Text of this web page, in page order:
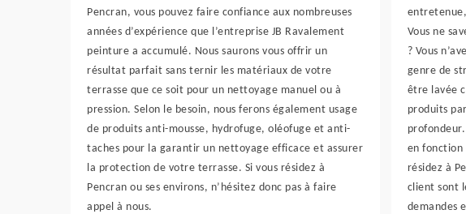
Pencran, vous pouvez faire confiance aux nombreuses
années d’expérience que l’entreprise JB Ravalement
peinture a accumulé. Nous saurons vous offrir un
résultat parfait sans ternir les matériaux de votre
terrasse que ce soit pour un nettoyage manuel ou à
pression. Selon le besoin, nous ferons également usage
de produits anti-mousse, hydrofuge, oléofuge et anti-
taches pour la garantir un nettoyage efficace et assurer
la protection de votre terrasse. Si vous résidez à
Pencran ou ses environs, n’hésitez donc pas à faire
appel à nous.
Vous ne
? Vous
genre de
être lavée
produits
en fonction
résidez à
client sont
demandes